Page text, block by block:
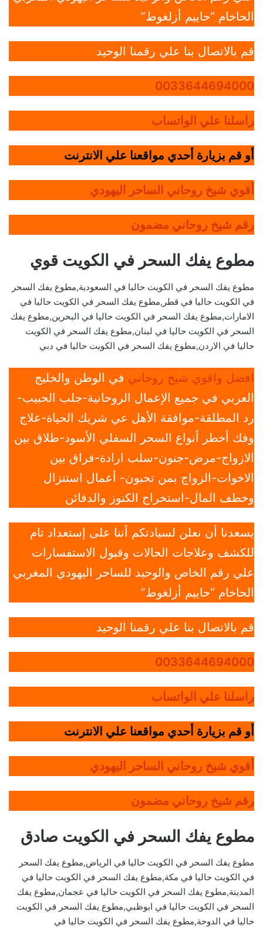
الحاخام “حاييم أزلغوط”
قم بالاتصال بنا علي رقمنا الوحيد
0033644694000
راسلنا علي الواتساب
أو قم بزيارة أحدي مواقعنا علي الانترنت
أقوي شيخ روحاني الساحر اليهودي
رقم شيخ روحاني مضمون
مطوع يفك السحر في الكويت قوي
مطوع يفك السحر في الكويت حاليا في السعودية,مطوع يفك السحر
في الكويت حاليا في قطر,مطوع يفك السحر في الكويت حاليا في
الامارات,مطوع يفك السحر في الكويت حاليا في البحرين,مطوع يفك
السحر في الكويت حاليا في لبنان,مطوع يفك السحر في الكويت
حاليا في الاردن,مطوع يفك السحر في الكويت حاليا في دبي
افضل واقوي شيخ روحاني في الوطن والخليج
العربي في جميع الإعمال الروحانية-جلب الحبيب-
رد المطلقة-موافقة الأهل عي شريك الحياة-علاج
وفك أخطر أنواع السحر السفلي الأسود-طلاق بين
الازواج-مرض-جنون-سلب ارادة-فراق بين
الاخوات-الزواج بمن تحبون- أعمال استنزال
وخطف المال-استخراج الكنوز والدفائن
يسعدنا أن نعلن لسيادتكم أننا على إستعداد تام
للكشف وعلاجات الحالات وقبول الاستفسارات
علي رقم الخاص والوحيد للساحر اليهودي المغربي
الحاخام “حاييم أزلغوط”
قم بالاتصال بنا علي رقمنا الوحيد
0033644694000
راسلنا علي الواتساب
أو قم بزيارة أحدي مواقعنا علي الانترنت
أقوي شيخ روحاني الساحر اليهودي
رقم شيخ روحاني مضمون
مطوع يفك السحر في الكويت صادق
مطوع يفك السحر في الكويت حاليا في الرياض,مطوع يفك السحر
في الكويت حاليا في مكة,مطوع يفك السحر في الكويت حاليا في
المدينة,مطوع يفك السحر في الكويت حاليا في عجمان,مطوع يفك
السحر في الكويت حاليا في ابوظبي,مطوع يفك السحر في الكويت
حاليا في الدوحة,مطوع يفك السحر في الكويت حاليا في